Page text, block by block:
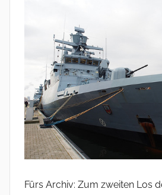
Fürs Archiv: Zum zweiten Los